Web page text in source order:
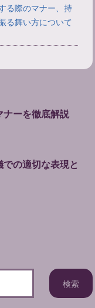
る際のマナー、持
る舞い方について
ーを徹底解説
での適切な表現と